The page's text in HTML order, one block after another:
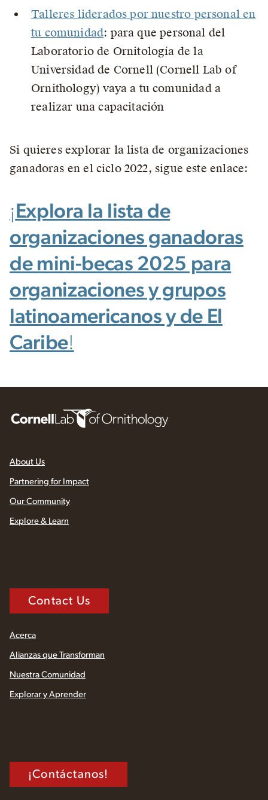
Talleres liderados por nuestro personal en
tu comunidad: para que personal del
Laboratorio de Ornitología de la
Universidad de Cornell (Cornell Lab of
Ornithology) vaya a tu comunidad a
realizar una capacitación
Si quieres explorar la lista de organizaciones
ganadoras en el ciclo 2022, sigue este enlace:
¡ Explora la lista de
organizaciones ganadoras
de mini-becas 2025 para
organizaciones y grupos
latinoamericanos y de El
Caribe!
About Us
Partnering for Impact
Our Community
Explore & Learn
Contact Us
Acerca
Alianzas que Transforman
Nuestra Comunidad
Explorar y Aprender
¡Contáctanos!